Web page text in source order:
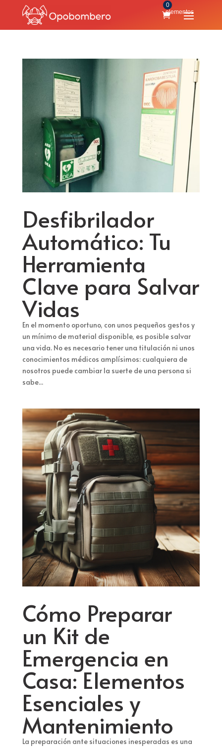
0
elementos
Desfibrilador
Automático: Tu
Herramienta
Clave para Salvar
Vidas
En el momento oportuno, con unos pequeños gestos y
un mínimo de material disponible, es posible salvar
una vida. No es necesario tener una titulación ni unos
conocimientos médicos amplísimos: cualquiera de
nosotros puede cambiar la suerte de una persona si
sabe...
Cómo Preparar
un Kit de
Emergencia en
Casa: Elementos
Esenciales y
Mantenimiento
La preparación ante situaciones inesperadas es una